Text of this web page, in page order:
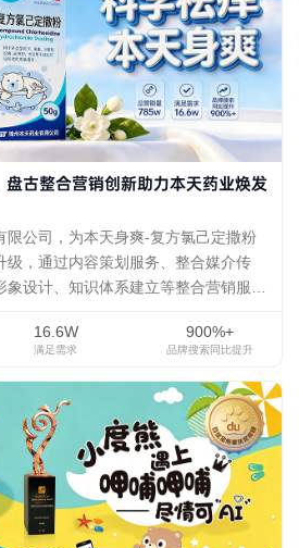
古整合营销创新助力本天药业焕发
限公司，为本天身爽-复方氯己定撒粉
级，通过内容策划服务、整合媒介传
象设计、知识体系建立等整合营销服
新活力！
16.6W
满足需求
900%+
品牌搜索同比提升